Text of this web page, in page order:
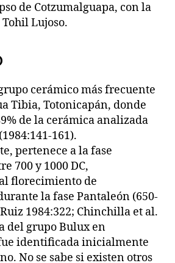
de Cotzumalguapa, con la
Lujoso.
cerámico más frecuente
Tibia, Totonicapán, donde
de la cerámica analizada
161).
pertenece a la fase
700 y 1000 DC,
florecimiento de
la fase Pantaleón (650-
1984:322; Chinchilla et al.
del grupo Bulux en
identificada inicialmente
No se sabe si existen otros